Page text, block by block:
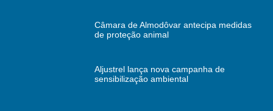
Câmara de Almodôvar antecipa medidas
de proteção animal
Aljustrel lança nova campanha de
sensibilização ambiental